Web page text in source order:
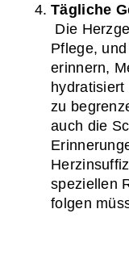
Tägliche
Pflege,
erinnern,
zu
auch die
speziellen
folgen